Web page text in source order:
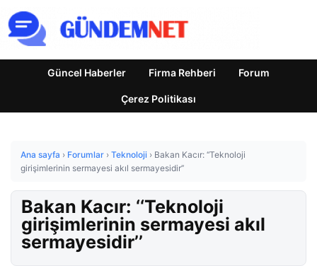
Güncel Haberler Firma Rehberi Forum
Çerez Politikası
Ana sayfa › Forumlar › Teknoloji › Bakan Kacır: ‘‘Teknoloji
girişimlerinin sermayesi akıl sermayesidir’’
Bakan Kacır: ‘‘Teknoloji
girişimlerinin sermayesi akıl
sermayesidir’’